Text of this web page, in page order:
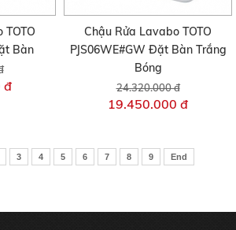
TOTO
Bàn
đ
Chậu Rửa Lavabo TOTO
PJS06WE#GW Đặt Bàn Trắng
Bóng
24.320.000 đ
19.450.000 đ
3 4 5 6 7 8 9 End